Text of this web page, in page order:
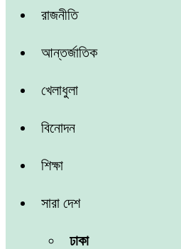
রাজনীতি
আন্তর্জাতিক
খেলাধুলা
বিনোদন
শিক্ষা
সারা দেশ
ঢাকা